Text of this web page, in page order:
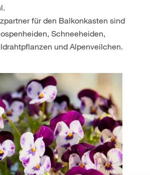
für den Balkonkasten sind
Schneeheiden,
und Alpenveilchen.